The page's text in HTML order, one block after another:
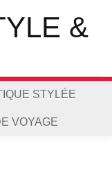
STYLÉE
VOYAGE